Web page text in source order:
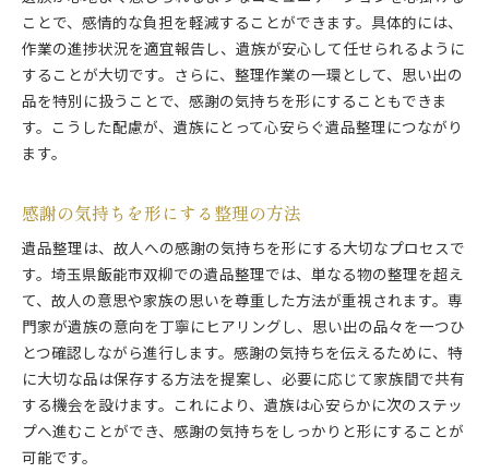
ことで、感情的な負担を軽減することができます。具体的には、
作業の進捗状況を適宜報告し、遺族が安心して任せられるように
することが大切です。さらに、整理作業の一環として、思い出の
品を特別に扱うことで、感謝の気持ちを形にすることもできま
す。こうした配慮が、遺族にとって心安らぐ遺品整理につながり
ます。
感謝の気持ちを形にする整理の方法
遺品整理は、故人への感謝の気持ちを形にする大切なプロセスで
す。埼玉県飯能市双柳での遺品整理では、単なる物の整理を超え
て、故人の意思や家族の思いを尊重した方法が重視されます。専
門家が遺族の意向を丁寧にヒアリングし、思い出の品々を一つひ
とつ確認しながら進行します。感謝の気持ちを伝えるために、特
に大切な品は保存する方法を提案し、必要に応じて家族間で共有
する機会を設けます。これにより、遺族は心安らかに次のステッ
プへ進むことができ、感謝の気持ちをしっかりと形にすることが
可能です。